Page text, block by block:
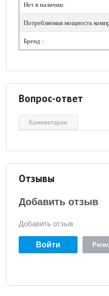
Нет в наличии:
Потребляемая мощность
Бренд :
Вопрос-ответ
Комментарии
Отзывы
Добавить отзыв
Добавить отзыв
Войти